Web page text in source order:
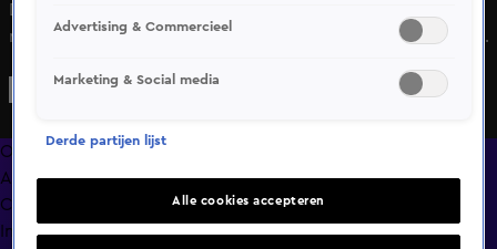
De afgelopen tijd waren er vaak berichten over
natuurbranden in het nieuws. De veiligheidsregio's slaan
is jouw Natuur'. Hiermee hopen ze burgers bewust te
Overzicht
Afleveringen
Clips
Info
Advertising & Commercieel
Marketing & Social media
Derde partijen lijst
Alle cookies accepteren